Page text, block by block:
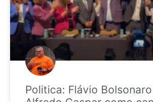
Politica: Flávio